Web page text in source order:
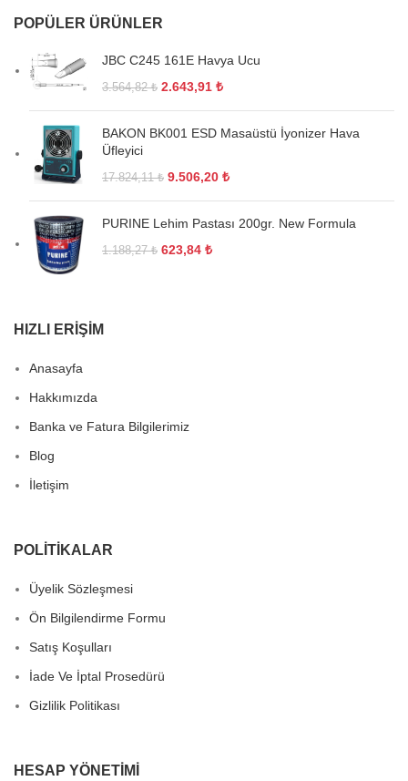
POPÜLER ÜRÜNLER
JBC C245 161E Havya Ucu
3.564,82₺ 2.643,91 ₺
BAKON BK001 ESD Masaüstü İyonizer Hava
Üfleyici
17.824,11₺ 9.506,20 ₺
PURINE Lehim Pastası 200gr. New Formula
1.188,27₺ 623,84 ₺
HIZLI ERIŞIM
Anasayfa
Hakkımızda
Banka ve Fatura Bilgilerimiz
Blog
İletişim
POLITIKALAR
Üyelik Sözleşmesi
Ön Bilgilendirme Formu
Satış Koşulları
İade Ve İptal Prosedürü
Gizlilik Politikası
HESAP YÖNETIMI